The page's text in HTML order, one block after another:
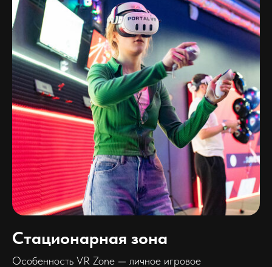
Стационарная зона
Особенность VR Zone — личное игровое